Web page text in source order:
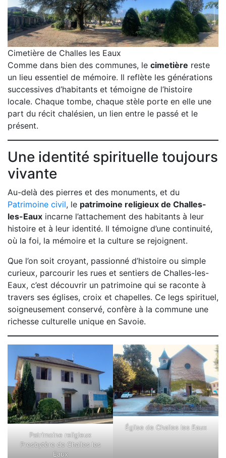
Cimetière de Challes les Eaux
Comme dans bien des communes, le cimetière reste
un lieu essentiel de mémoire. Il reflète les générations
successives d’habitants et témoigne de l’histoire
locale. Chaque tombe, chaque stèle porte en elle une
part du récit chalésien, un lien entre le passé et le
présent.
Une identité spirituelle toujours
vivante
Au-delà des pierres et des monuments, et du
Patrimoine civil, le patrimoine religieux de Challes-
les-Eaux incarne l’attachement des habitants à leur
histoire et à leur identité. Il témoigne d’une continuité,
où la foi, la mémoire et la culture se rejoignent.
Que l’on soit croyant, passionné d’histoire ou simple
curieux, parcourir les rues et sentiers de Challes-les-
Eaux, c’est découvrir un patrimoine qui se raconte à
travers ses églises, croix et chapelles. Ce legs spirituel,
soigneusement conservé, confère à la commune une
richesse culturelle unique en Savoie.
Patrimoine religieux
Presbytère de Challes les
Eaux
Église de Challes les Eaux